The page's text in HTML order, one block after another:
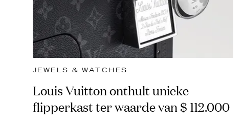
JEWELS & WATCHES
Louis Vuitton onthult unieke
flipperkast ter waarde van $ 112.000